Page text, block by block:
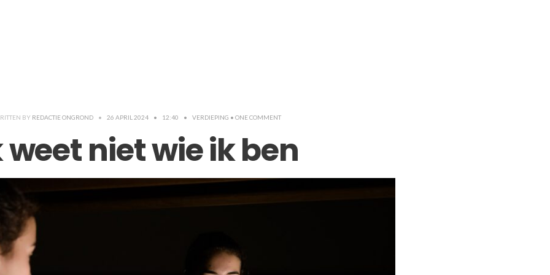
BY REDACTIE ONGROND • 26 APRIL 2024 • 12:40 • VERDIEPING • ONE COMMENT
weet niet wie ik ben